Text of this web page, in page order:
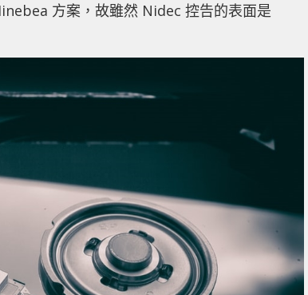
方案，故雖然 Nidec 控告的表面是